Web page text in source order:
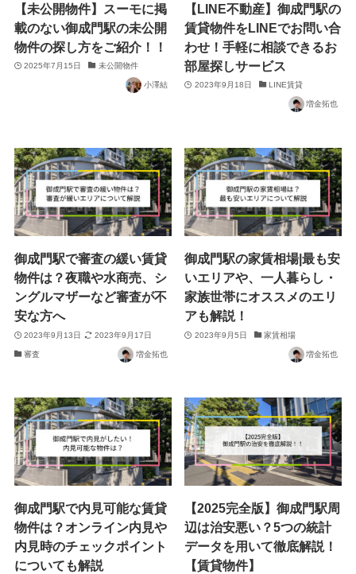
【未公開物件】スーモに掲
載のない御成門駅の未公開
物件の探し方をご紹介！！
2025年7月15日 未公開物件
小澤結
【LINE不動産】御成門駅の
賃貸物件をLINEでお問い合
わせ！手軽に相談できるお
部屋探しサービス
2023年9月18日 LINE賃貸
増金拓也
御成門駅で審査の緩い賃貸
物件は？夜職や水商売、シ
ングルマザーなど審査が不
安な方へ
2023年9月13日 2023年9月17日
審査 増金拓也
御成門駅の家賃相場|最も安
いエリアや、一人暮らし・
家族世帯にオススメのエリ
アも解説！
2023年9月5日 家賃相場
増金拓也
御成門駅で内見可能な賃貸
物件は？オンライン内見や
内見時のチェックポイント
についても解説
【2025完全版】御成門駅周
辺は治安悪い？5つの統計
データを用いて徹底解説！
【賃貸物件】